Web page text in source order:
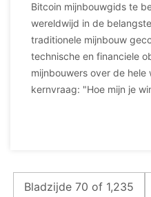
Bitcoin mijnbouwgids te
wereldwijd in de
traditionele mijnbouw
technische en financiele
mijnbouwers over de
kernvraag: "Hoe mijn je
Bladzijde 70 of 1,235